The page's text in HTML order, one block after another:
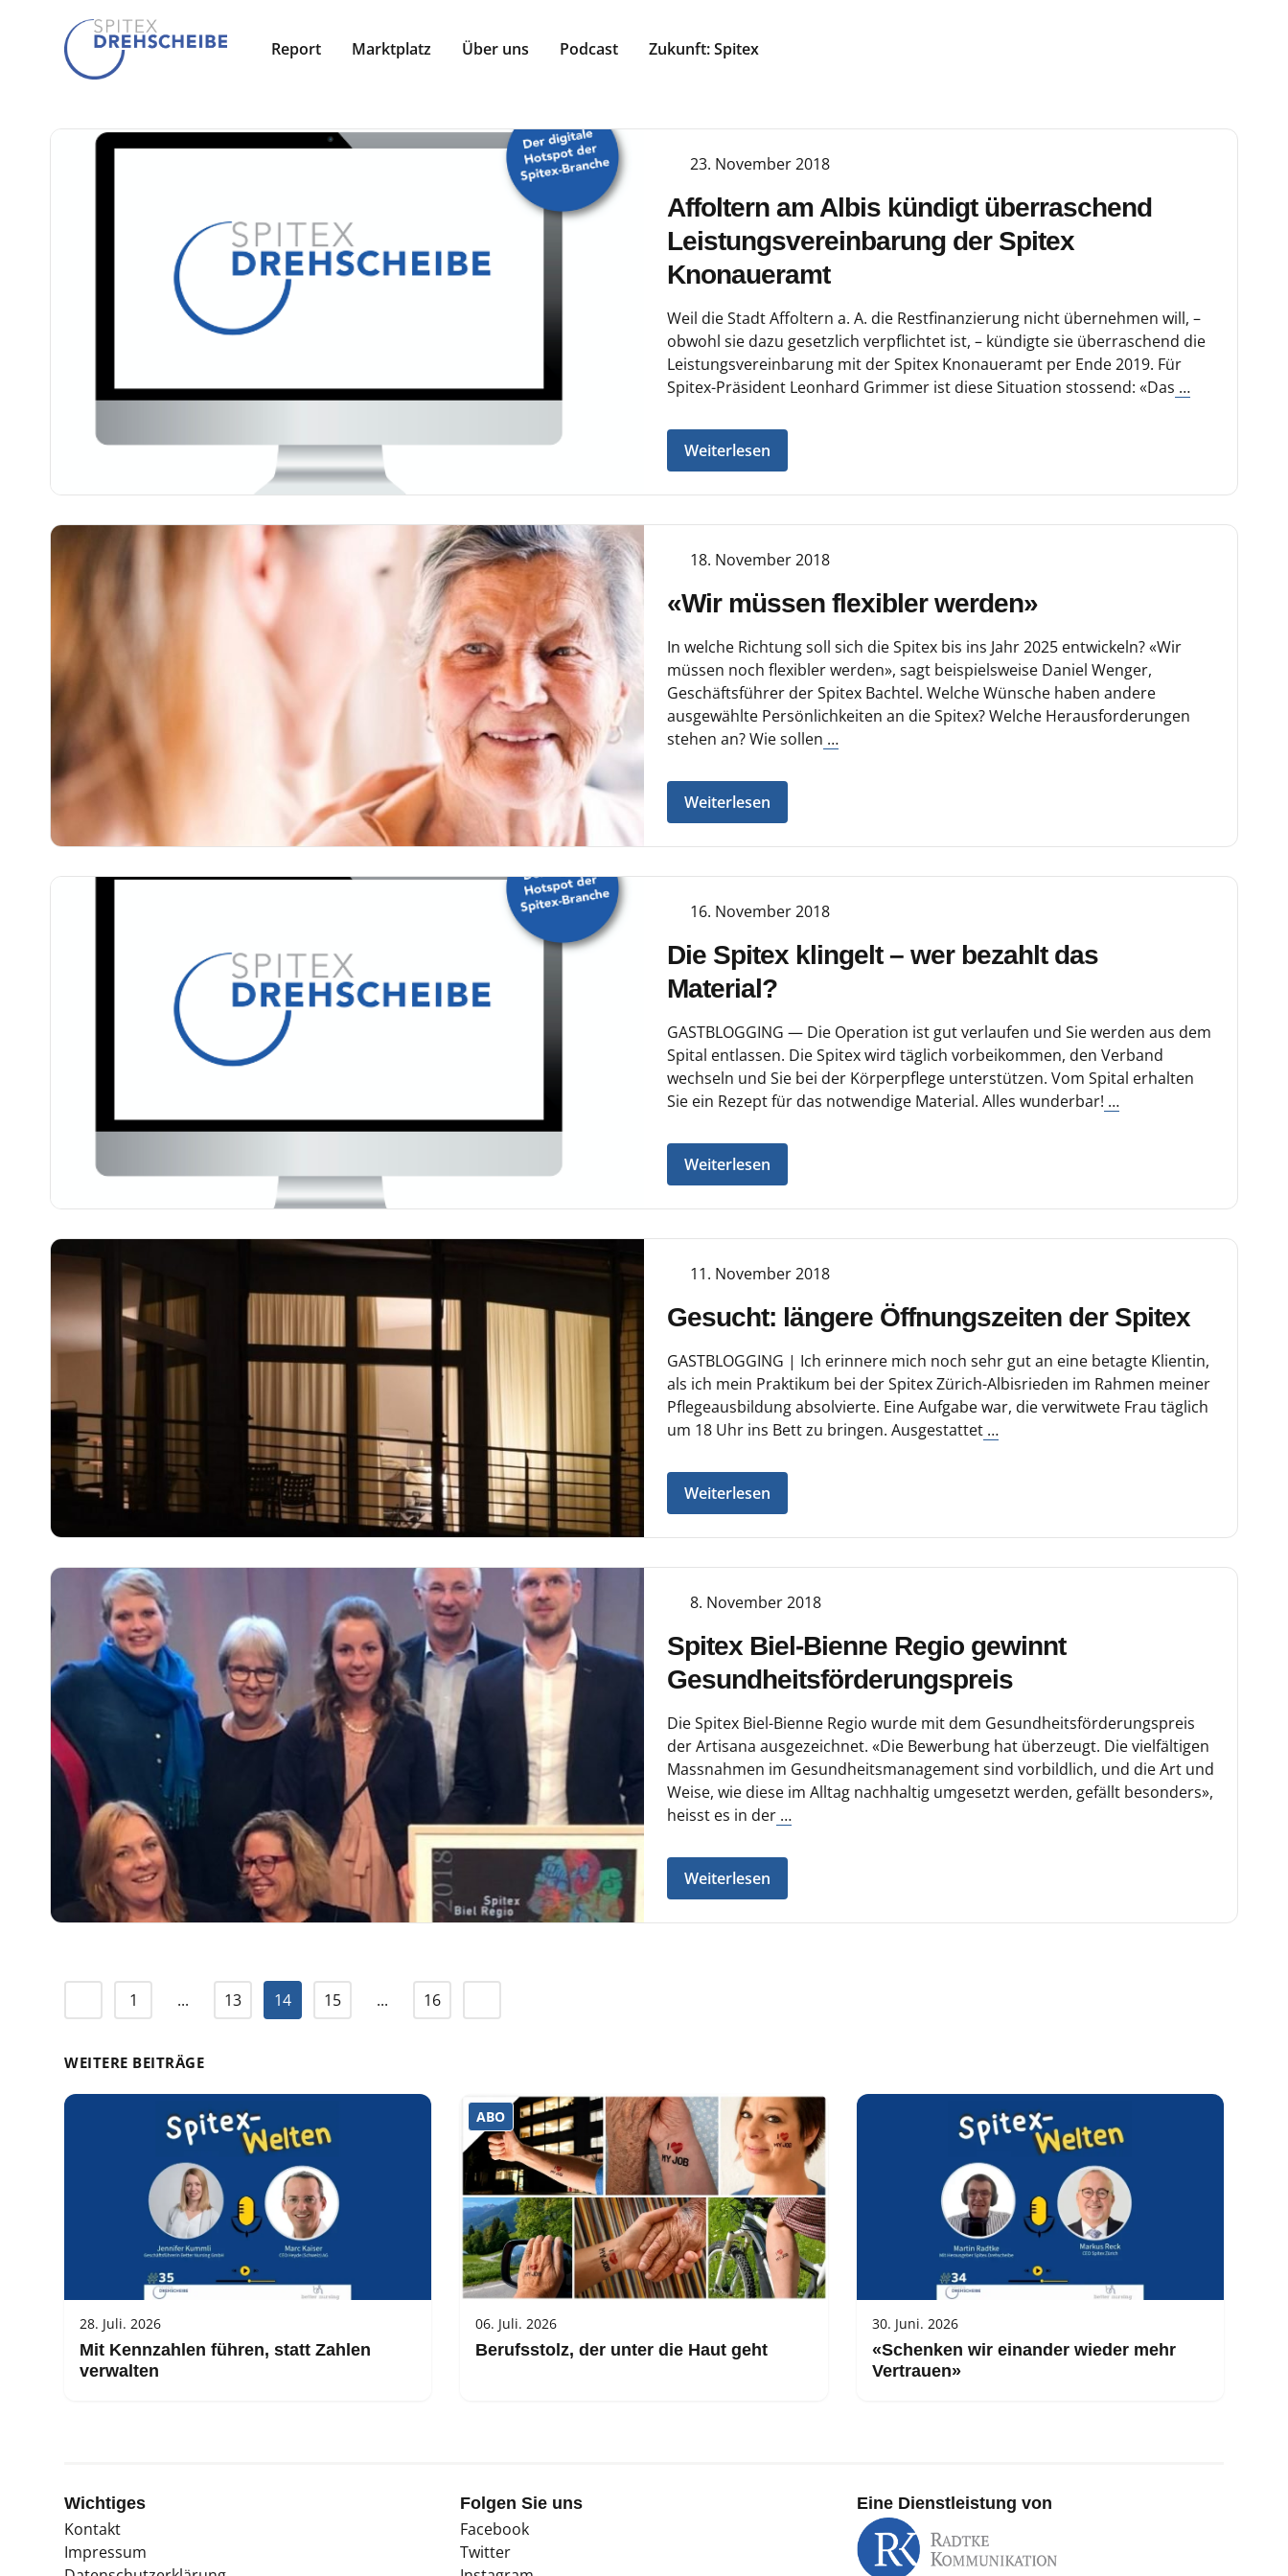
Report Marktplatz Über uns Podcast Zukunft: Spitex
23. November 2018
Affoltern am Albis kündigt überraschend
Leistungsvereinbarung der Spitex
Knonaueramt
Weil die Stadt Affoltern a. A. die Restfinanzierung nicht übernehmen will, –
obwohl sie dazu gesetzlich verpflichtet ist, – kündigte sie überraschend die
Leistungsvereinbarung mit der Spitex Knonaueramt per Ende 2019. Für
Spitex-Präsident Leonhard Grimmer ist diese Situation stossend: «Das …
Weiterlesen
18. November 2018
«Wir müssen flexibler werden»
In welche Richtung soll sich die Spitex bis ins Jahr 2025 entwickeln? «Wir
müssen noch flexibler werden», sagt beispielsweise Daniel Wenger,
Geschäftsführer der Spitex Bachtel. Welche Wünsche haben andere
ausgewählte Persönlichkeiten an die Spitex? Welche Herausforderungen
stehen an? Wie sollen …
Weiterlesen
16. November 2018
Die Spitex klingelt – wer bezahlt das
Material?
GASTBLOGGING — Die Operation ist gut verlaufen und Sie werden aus dem
Spital entlassen. Die Spitex wird täglich vorbeikommen, den Verband
wechseln und Sie bei der Körperpflege unterstützen. Vom Spital erhalten
Sie ein Rezept für das notwendige Material. Alles wunderbar! …
Weiterlesen
11. November 2018
Gesucht: längere Öffnungszeiten der Spitex
GASTBLOGGING | Ich erinnere mich noch sehr gut an eine betagte Klientin,
als ich mein Praktikum bei der Spitex Zürich-Albisrieden im Rahmen meiner
Pflegeausbildung absolvierte. Eine Aufgabe war, die verwitwete Frau täglich
um 18 Uhr ins Bett zu bringen. Ausgestattet …
Weiterlesen
8. November 2018
Spitex Biel-Bienne Regio gewinnt
Gesundheitsförderungspreis
Die Spitex Biel-Bienne Regio wurde mit dem Gesundheitsförderungspreis
der Artisana ausgezeichnet. «Die Bewerbung hat überzeugt. Die vielfältigen
Massnahmen im Gesundheitsmanagement sind vorbildlich, und die Art und
Weise, wie diese im Alltag nachhaltig umgesetzt werden, gefällt besonders»,
heisst es in der …
Weiterlesen
1 ... 13 14 15 ... 16
WEITERE BEITRÄGE
28. Juli. 2026
Mit Kennzahlen führen, statt Zahlen
verwalten
ABO
06. Juli. 2026
Berufsstolz, der unter die Haut geht
30. Juni. 2026
«Schenken wir einander wieder mehr
Vertrauen»
Wichtiges
Kontakt
Impressum
Folgen Sie uns
Facebook
Twitter
Eine Dienstleistung von